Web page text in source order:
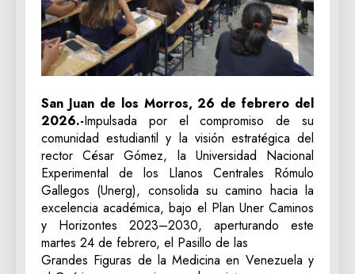
San Juan de los Morros, 26 de febrero del
2026.-Impulsada por el compromiso de su
comunidad estudiantil y la visión estratégica del
rector César Gómez, la Universidad Nacional
Experimental de los Llanos Centrales Rómulo
Gallegos (Unerg), consolida su camino hacia la
excelencia académica, bajo el Plan Uner Caminos
y Horizontes 2023–2030, aperturando este
martes 24 de febrero, el Pasillo de las
Grandes Figuras de la Medicina en Venezuela y